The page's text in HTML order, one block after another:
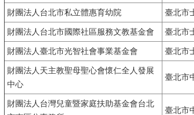
財團法人台北市私立體惠育幼院 臺北市
財團法人台北市國際社區服務文教基金會 臺北市
財團法人臺北市光智社會事業基金會 臺北市
財團法人天主教聖母聖心會懷仁全人發展
中心
臺北市
財團法人台灣兒童暨家庭扶助基金會台北
臺北市